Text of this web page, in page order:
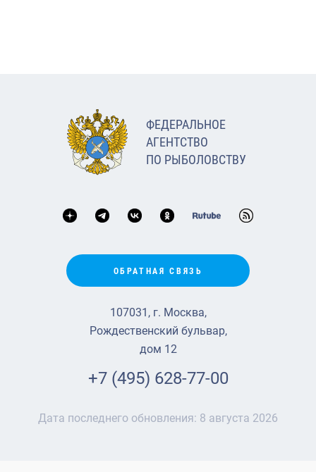
ФЕДЕРАЛЬНОЕ
АГЕНТСТВО
ПО РЫБОЛОВСТВУ
ОБРАТНАЯ СВЯЗЬ
107031, г. Москва,
Рождественский бульвар,
дом 12
+7 (495) 628-77-00
Дата последнего обновления: 8 августа 2026